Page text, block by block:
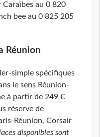
au 0 820
bee au 0 825 205
Réunion
simple spécifiques
le sens Réunion-
à partir de 249 €
réserve de
Réunion, Corsair
disponibles sont